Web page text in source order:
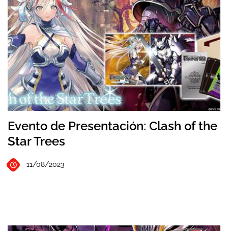
Evento de Presentación: Clash of the
Star Trees
11/08/2023